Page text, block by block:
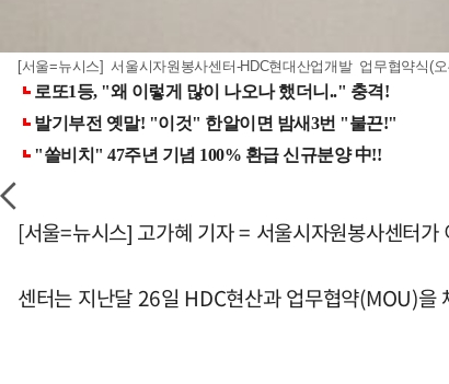
[서울=뉴시스] 서울시자원봉사센터-HDC현대산업개발 업무협약식
[서울=뉴시스] 고가혜 기자 = 서울시자원봉사센터
센터는 지난달 26일 HDC현산과 업무협약(MOU)을